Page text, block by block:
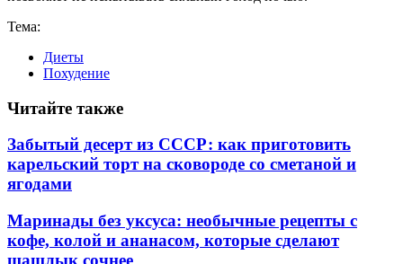
Тема:
Диеты
Похудение
Читайте также
Забытый десерт из СССР: как приготовить
карельский торт на сковороде со сметаной и
ягодами
Маринады без уксуса: необычные рецепты с
кофе, колой и ананасом, которые сделают
шашлык сочнее